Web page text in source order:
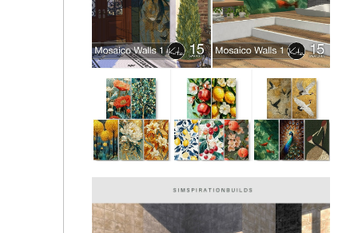
Настенная мозаика Marble & Gold by Ellestria